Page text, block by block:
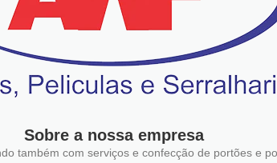
Sobre a nossa empresa
também com serviços e confecção de portões e